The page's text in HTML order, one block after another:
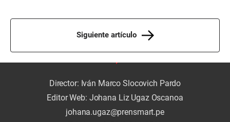
Siguiente artículo
Director: Iván Marco Slocovich Pardo
Editor Web: Johana Liz Ugaz Oscanoa
johana.ugaz@prensmart.pe